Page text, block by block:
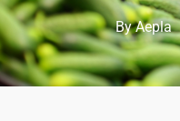
ByAepla